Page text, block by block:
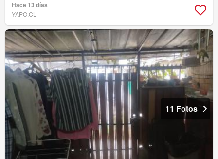
Hace 13 días
YAPO.CL
11 Fotos